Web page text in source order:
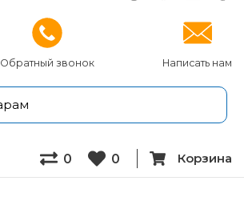
Обратный звонок Написать нам
0 0 Корзина